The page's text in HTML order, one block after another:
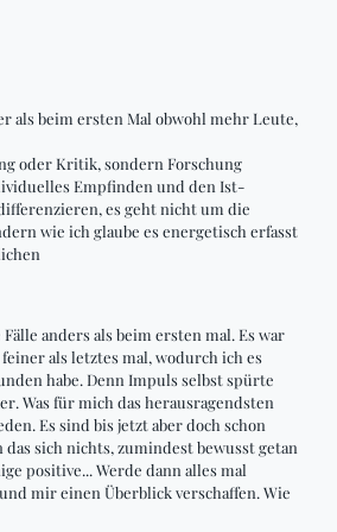
als beim ersten Mal obwohl mehr Leute,
oder Kritik, sondern Forschung
Empfinden und den Ist-
es geht nicht um die
wie ich glaube es energetisch erfasst
Fälle anders als beim ersten mal. Es war
als letztesmal, wodurch ich es
habe. Denn Impuls selbst spürte
Was für mich dasherausragendsten
Es sind bis jetzt aber doch schon
dassich nichts, zumindest bewusst getan
positive... Werde dann allesmal
mir einen Überblick verschaffen. Wie